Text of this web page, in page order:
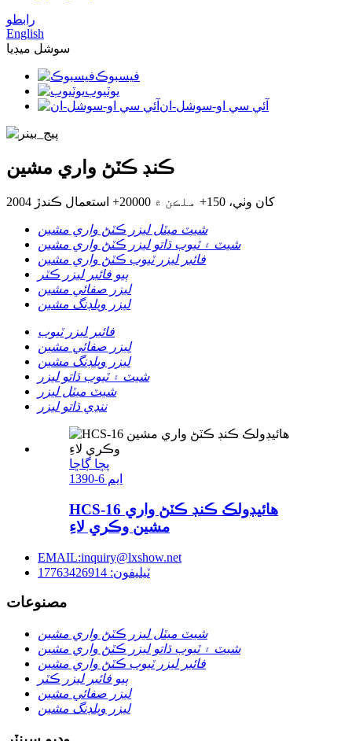
رابطو
English
سوشل ميڊيا
فيسبوڪ
يوٽيوب
آئي سي او-سوشل-ان
ڪنڊ ڪٽڻ واري مشين
2004 کان وٺي، 150+ ملڪن ۾ 20000+ استعمال ڪندڙ
شيٽ ميٽل ليزر ڪٽڻ واري مشين
شيٽ ۽ ٽيوب ڌاتو ليزر ڪٽڻ واري مشين
فائبر ليزر ٽيوب ڪٽڻ واري مشين
ٻيو فائبر ليزر ڪٽر
ليزر صفائي مشين
ليزر ويلڊنگ مشين
فائبر ليزر ٽيوب
ليزر صفائي مشين
ليزر ويلڊنگ مشين
شيٽ ۽ ٽيوب ڌاتو ليزر
شيٽ ميٽل ليزر
ننڍي ڌاتو ليزر
پڇا ڳاڇا
1390-ايم 6
HCS-16 هائيڊولڪ ڪنڊ ڪٽڻ واري
مشين وڪري لاءِ
EMAIL:inquiry@lxshow.net
ٽيليفون: 17763426914
مصنوعات
شيٽ ميٽل ليزر ڪٽڻ واري مشين
شيٽ ۽ ٽيوب ڌاتو ليزر ڪٽڻ واري مشين
فائبر ليزر ٽيوب ڪٽڻ واري مشين
ٻيو فائبر ليزر ڪٽر
ليزر صفائي مشين
ليزر ويلڊنگ مشين